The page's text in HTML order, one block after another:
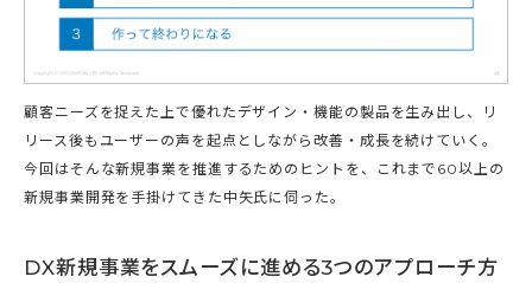
顧客ニーズを捉えた上で優れたデザイン・機能の製品を生み出し、リ
リース後もユーザーの声を起点としながら改善・成長を続けていく。
今回はそんな新規事業を推進するためのヒントを、これまで60以上の
新規事業開発を手掛けてきた中矢氏に伺った。
DX新規事業をスムーズに進める3つのアプローチ方